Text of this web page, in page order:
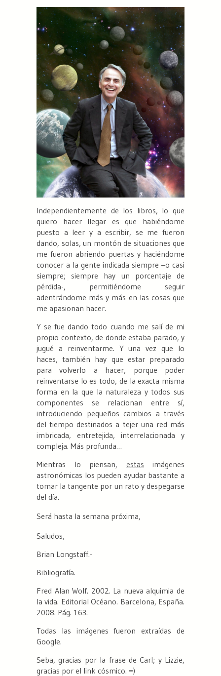
Independientemente de los libros, lo que
quiero hacer llegar es que habiéndome
puesto a leer y a escribir, se me fueron
dando, solas, un montón de situaciones que
me fueron abriendo puertas y haciéndome
conocer a la gente indicada siempre –o casi
siempre; siempre hay un porcentaje de
pérdida-, permitiéndome seguir
adentrándome más y más en las cosas que
me apasionan hacer.
Y se fue dando todo cuando me salí de mi
propio contexto, de donde estaba parado, y
jugué a reinventarme. Y una vez que lo
haces, también hay que estar preparado
para volverlo a hacer, porque poder
reinventarse lo es todo, de la exacta misma
forma en la que la naturaleza y todos sus
componentes se relacionan entre sí,
introduciendo pequeños cambios a través
del tiempo destinados a tejer una red más
imbricada, entretejida, interrelacionada y
compleja. Más profunda…
Mientras lo piensan, estas imágenes
astronómicas los pueden ayudar bastante a
tomar la tangente por un rato y despegarse
del día.
Será hasta la semana próxima,
Saludos,
Brian Longstaff.-
Bibliografía.
Fred Alan Wolf. 2002. La nueva alquimia de
la vida. Editorial Océano. Barcelona, España.
2008. Pág. 163.
Todas las imágenes fueron extraídas de
Google.
Seba, gracias por la frase de Carl; y Lizzie,
gracias por el link cósmico. =)